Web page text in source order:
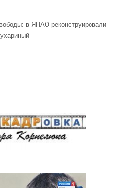
в ЯНАО реконструировали